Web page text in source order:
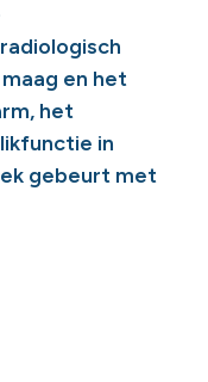
en het
het
in
gebeurt met